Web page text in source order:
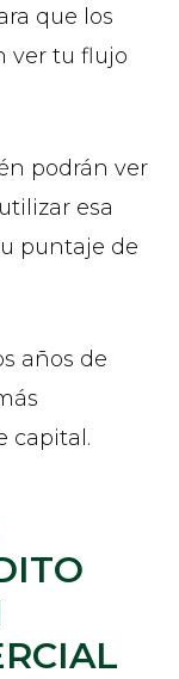
que los
ver tu flujo
podrán ver
esa
puntaje de
años de
capital.